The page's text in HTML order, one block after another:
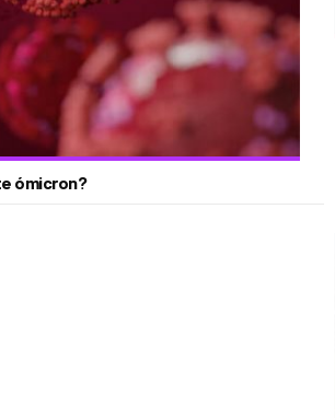
ómicron?